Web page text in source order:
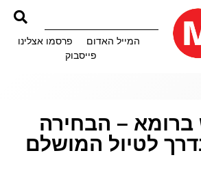
המייל האדום
פרסמו אצלינו
פייסבוק
ברומא – הבחירה
לטיול המושלם